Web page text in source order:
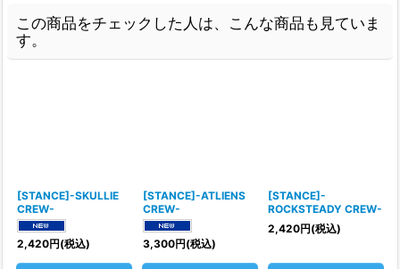
この商品をチェックした人は、こんな商品も見ていま
す。
[STANCE]-SKULLIE
CREW-
2,420円(税込)
[STANCE]-ATLIENS
CREW-
3,300円(税込)
[STANCE]-
ROCKSTEADY CREW-
2,420円(税込)